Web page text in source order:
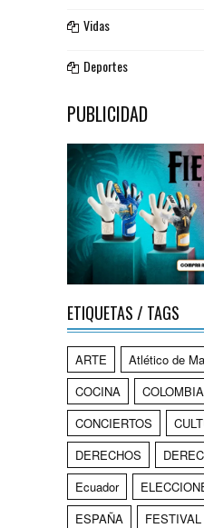
Vidas
Deportes
PUBLICIDAD
ETIQUETAS / TAGS
ARTE Atlético de
COCINA
COLOMBIA
CONCIERTOS
DERECHOS
Ecuador
ESPAÑA
FESTIVAL